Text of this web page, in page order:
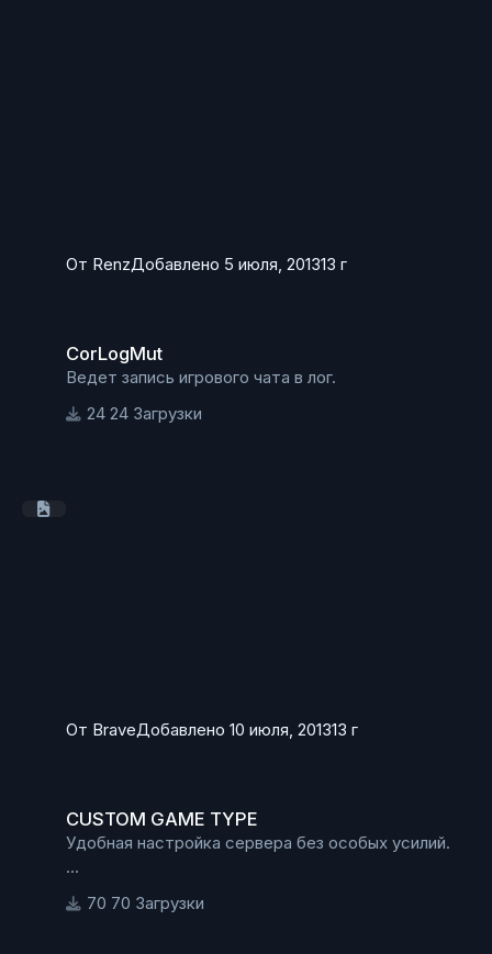
От RenzДобавлено 5 июля, 201313 г
CorLogMut
Ведет запись игрового чата в лог.
24 Загрузки
От BraveДобавлено 10 июля, 201313 г
CUSTOM GAME TYPE
Удобная настройка сервера без особых усилий.
Вписываем в Bat файл , а именно в запускной
файл сервера:
70 Загрузки